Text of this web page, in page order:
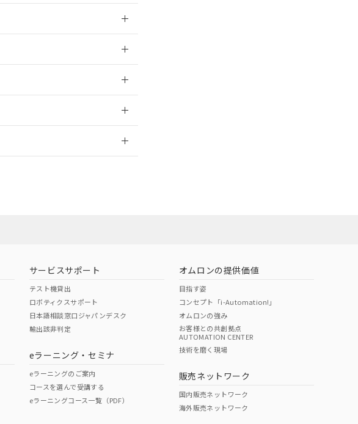
O O
サービスサポート
テスト機貸出
ロボティクスサポート
日本語相談窓口ジャパンデスク
輸出該非判定
eラーニング・セミナ
eラーニングのご案内
コースを選んで受講する
eラーニングコース一覧（PDF）
オムロンの提供価値
目指す姿
コンセプト「i-Automation!」
オムロンの強み
お客様との共創拠点
AUTOMATION CENTER
技術を磨く現場
販売ネットワーク
国内販売ネットワーク
海外販売ネットワーク